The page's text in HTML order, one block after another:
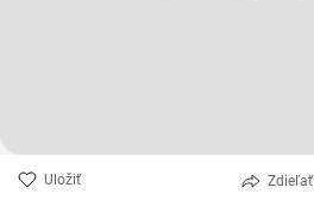
Uložiť Zdieľať